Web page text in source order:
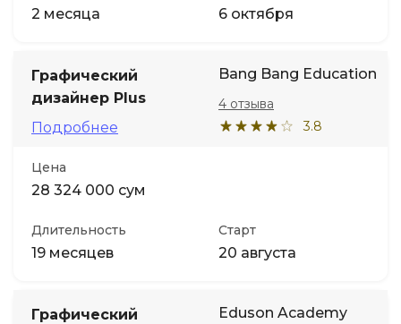
2 месяца 6 октября
Графический
дизайнер Plus
Подробнее
Bang Bang Education
3.8
4 отзыва
Цена
28 324 000 сум
Длительность
19 месяцев
Старт
20 августа
Графический
Eduson Academy